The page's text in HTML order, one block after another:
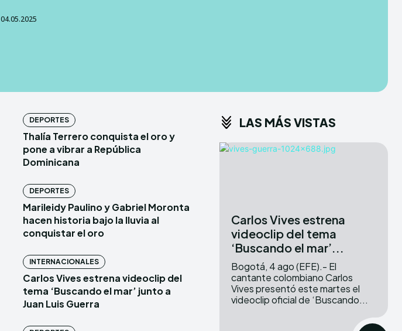
Copyright © Newspaper Theme.
Copyright © Newspaper Theme.
04.05.2025
DEPORTES
Thalía Terrero conquista el oro y
pone a vibrar a República
Dominicana
DEPORTES
Marileidy Paulino y Gabriel Moronta
hacen historia bajo la lluvia al
conquistar el oro
INTERNACIONALES
Carlos Vives estrena videoclip del
tema ‘Buscando el mar’ junto a
Juan Luis Guerra
LAS MÁS VISTAS
Carlos Vives estrena
videoclip del tema
‘Buscando el mar’...
Bogotá, 4 ago (EFE).- El
cantante colombiano Carlos
Vives presentó este martes el
videoclip oficial de ‘Buscando...